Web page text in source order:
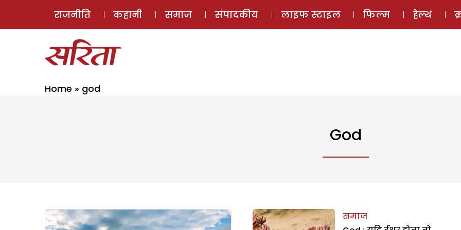
ई-मैगज़ीन
राजनीति कहानी समाज संपादकीय लाइफ स्टाइल फिल्म हेल्थ
Home » god
God
समाज